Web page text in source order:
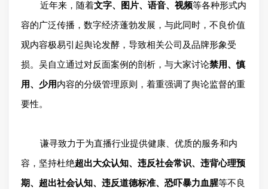
近年来，随着文字、图片、语音、视频等各种形式内
容的广泛传播，数字经济蓬勃发展，与此同时，不良价值
观内容极易引起舆论发酵，导致相关公司及品牌形象受
损。吴自立通过对反面案例的剖析，与大家讨论禁用、慎
用、少用内容的分级管理原则，着重强调了舆论监督的重
要性。
谦寻致力于为直播行业提供健康、优质的服务和内
容， 坚持杜绝超出大众认知、违反社会常识、违背心理预
期、超出社会认知、违反道德标准、恐吓暴力血腥等不良